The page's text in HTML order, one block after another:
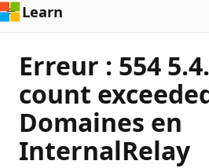
Learn
Erreur : ‎554
count
Domaines en
InternalRelay